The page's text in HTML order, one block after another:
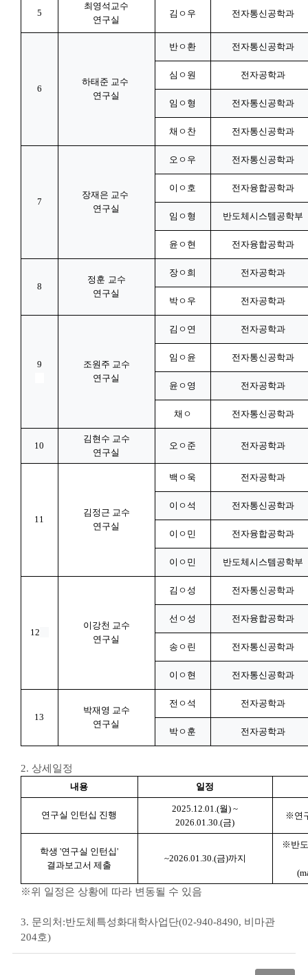
5
최영석교수
연구실
김ㅇ우 전자통신공학과
6
하태준 교수
연구실
반ㅇ환 전자통신공학과
심ㅇ원 전자공학과
임ㅇ형 전자통신공학과
채ㅇ찬 전자통신공학과
7
장재은 교수
연구실
오ㅇ우 전자통신공학과
이ㅇ호 전자융합공학과
임ㅇ형 반도체시스템공학부
윤ㅇ현 전자융합공학과
8
정훈 교수
연구실
장ㅇ희 전자공학과
박ㅇ우 전자공학과
9
조원주 교수
연구실
김ㅇ연 전자공학과
임ㅇ윤 전자통신공학과
윤ㅇ영 전자공학과
채ㅇ 전자통신공학과
10
김현수 교수
연구실
오ㅇ준 전자공학과
11
김정근 교수
연구실
백ㅇ욱 전자공학과
이ㅇ석 전자통신공학과
이ㅇ민 전자융합공학과
이ㅇ민 반도체시스템공학부
12
이강천 교수
연구실
김ㅇ성 전자통신공학과
선ㅇ성 전자융합공학과
송ㅇ린 전자통신공학과
이ㅇ현 전자통신공학과
13
박재영 교수
연구실
전ㅇ석 전자공학과
박ㅇ훈 전자공학과
2. 상세일정
내용 일정
연구실 인턴십 진행
2025.12.01.(월) ~
2026.01.30.(금)
※ 연
학생 '연구실 인턴십'
결과보고서 제출
~2026.01.30.(금)까지
※ 반
※위 일정은 상황에 따라 변동될 수 있음
3. 문의처 :반도체특성화대학사업단(02-940-8490, 비마관
204호)